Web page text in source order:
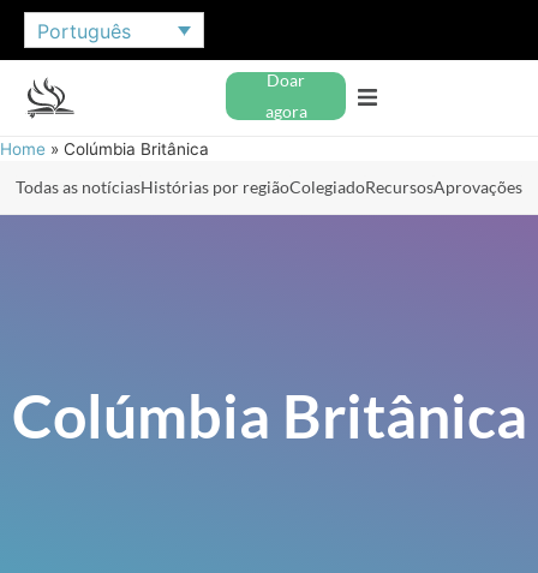
Português
Doar
agora
Home » Colúmbia Britânica
Todas as notíciasHistórias por regiãoColegiadoRecursosAprovações
Colúmbia Britânica